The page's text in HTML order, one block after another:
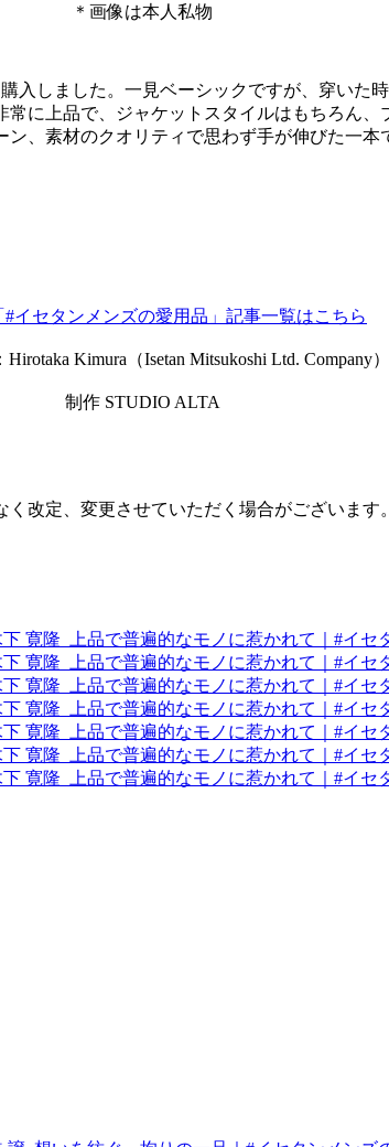
＊画像は本人私物
入しました。一見ベーシックですが、穿いた
に上品で、ジャケットスタイルはもちろん
、素材のクオリティで思わず手が伸びた一
#イセタンメンズの愛用品」記事一覧はこちら
Hirotaka Kimura（Isetan Mitsukoshi Ltd. Company）
制作 STUDIO ALTA
改定、変更させていただく場合がございます